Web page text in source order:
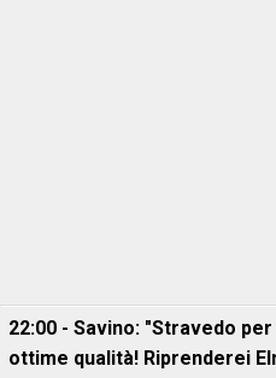
22:00 - Savino: "Stravedo
ottime qualità! Riprenderei